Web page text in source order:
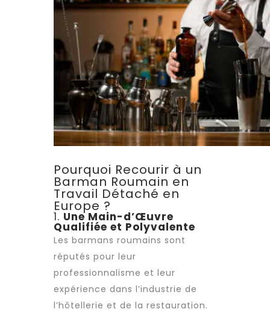
Pourquoi Recourir à un
Barman Roumain en
Travail Détaché en
Europe ?
1. Une Main-d’Œuvre
Qualifiée et Polyvalente
Les barmans roumains sont
réputés pour leur
professionnalisme et leur
expérience dans l’industrie de
l’hôtellerie et de la restauration.